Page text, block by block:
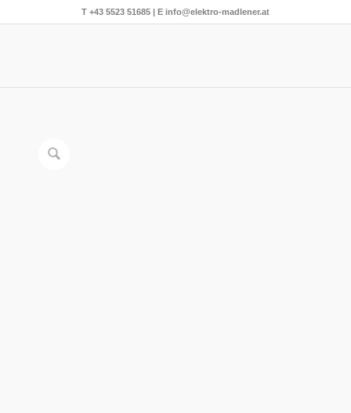
T +43 5523 51685| E info@elektro-madlener.at